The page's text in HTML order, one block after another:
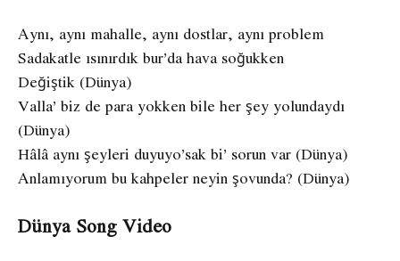
Aynı, aynı mahalle, aynı dostlar, aynı problem
Sadakatle ısınırdık bur’da hava soğukken
Değiştik (Dünya)
Valla’ biz de para yokken bile her şey yolundaydı
(Dünya)
Hâlâ aynı şeyleri duyuyo’sak bi’ sorun var (Dünya)
Anlamıyorum bu kahpeler neyin şovunda? (Dünya)
Dünya Song Video